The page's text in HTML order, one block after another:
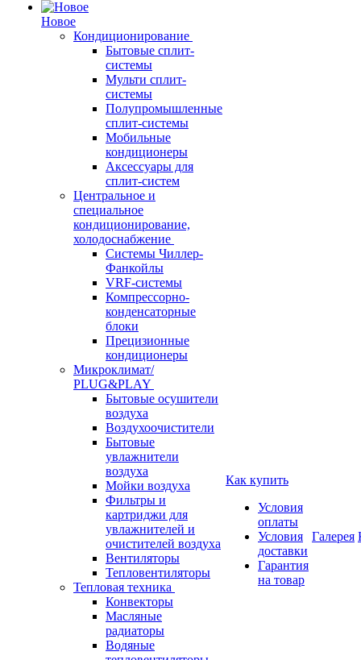
Новое
Кондиционирование
Бытовые сплит-
системы
Мульти сплит-
системы
Полупромышленные
сплит-системы
Мобильные
кондиционеры
Аксессуары для
сплит-систем
Центральное и
специальное
кондиционирование,
холодоснабжение
Системы Чиллер-
Фанкойлы
VRF-системы
Компрессорно-
конденсаторные
блоки
Прецизионные
кондиционеры
Микроклимат/
PLUG&PLAY
Бытовые осушители
воздуха
Воздухоочистители
Бытовые
увлажнители
воздуха
Мойки воздуха
Фильтры и
картриджи для
увлажнителей и
очистителей воздуха
Вентиляторы
Тепловентиляторы
Тепловая техника
Конвекторы
Масляные
радиаторы
Водяные
Как купить
Условия
оплаты
Условия
доставки
Гарантия
на товар
Галерея